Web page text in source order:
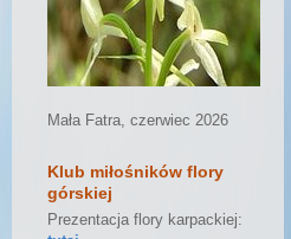
Mała Fatra, czerwiec 2026
Klub miłośników flory
górskiej
Prezentacja flory karpackiej: